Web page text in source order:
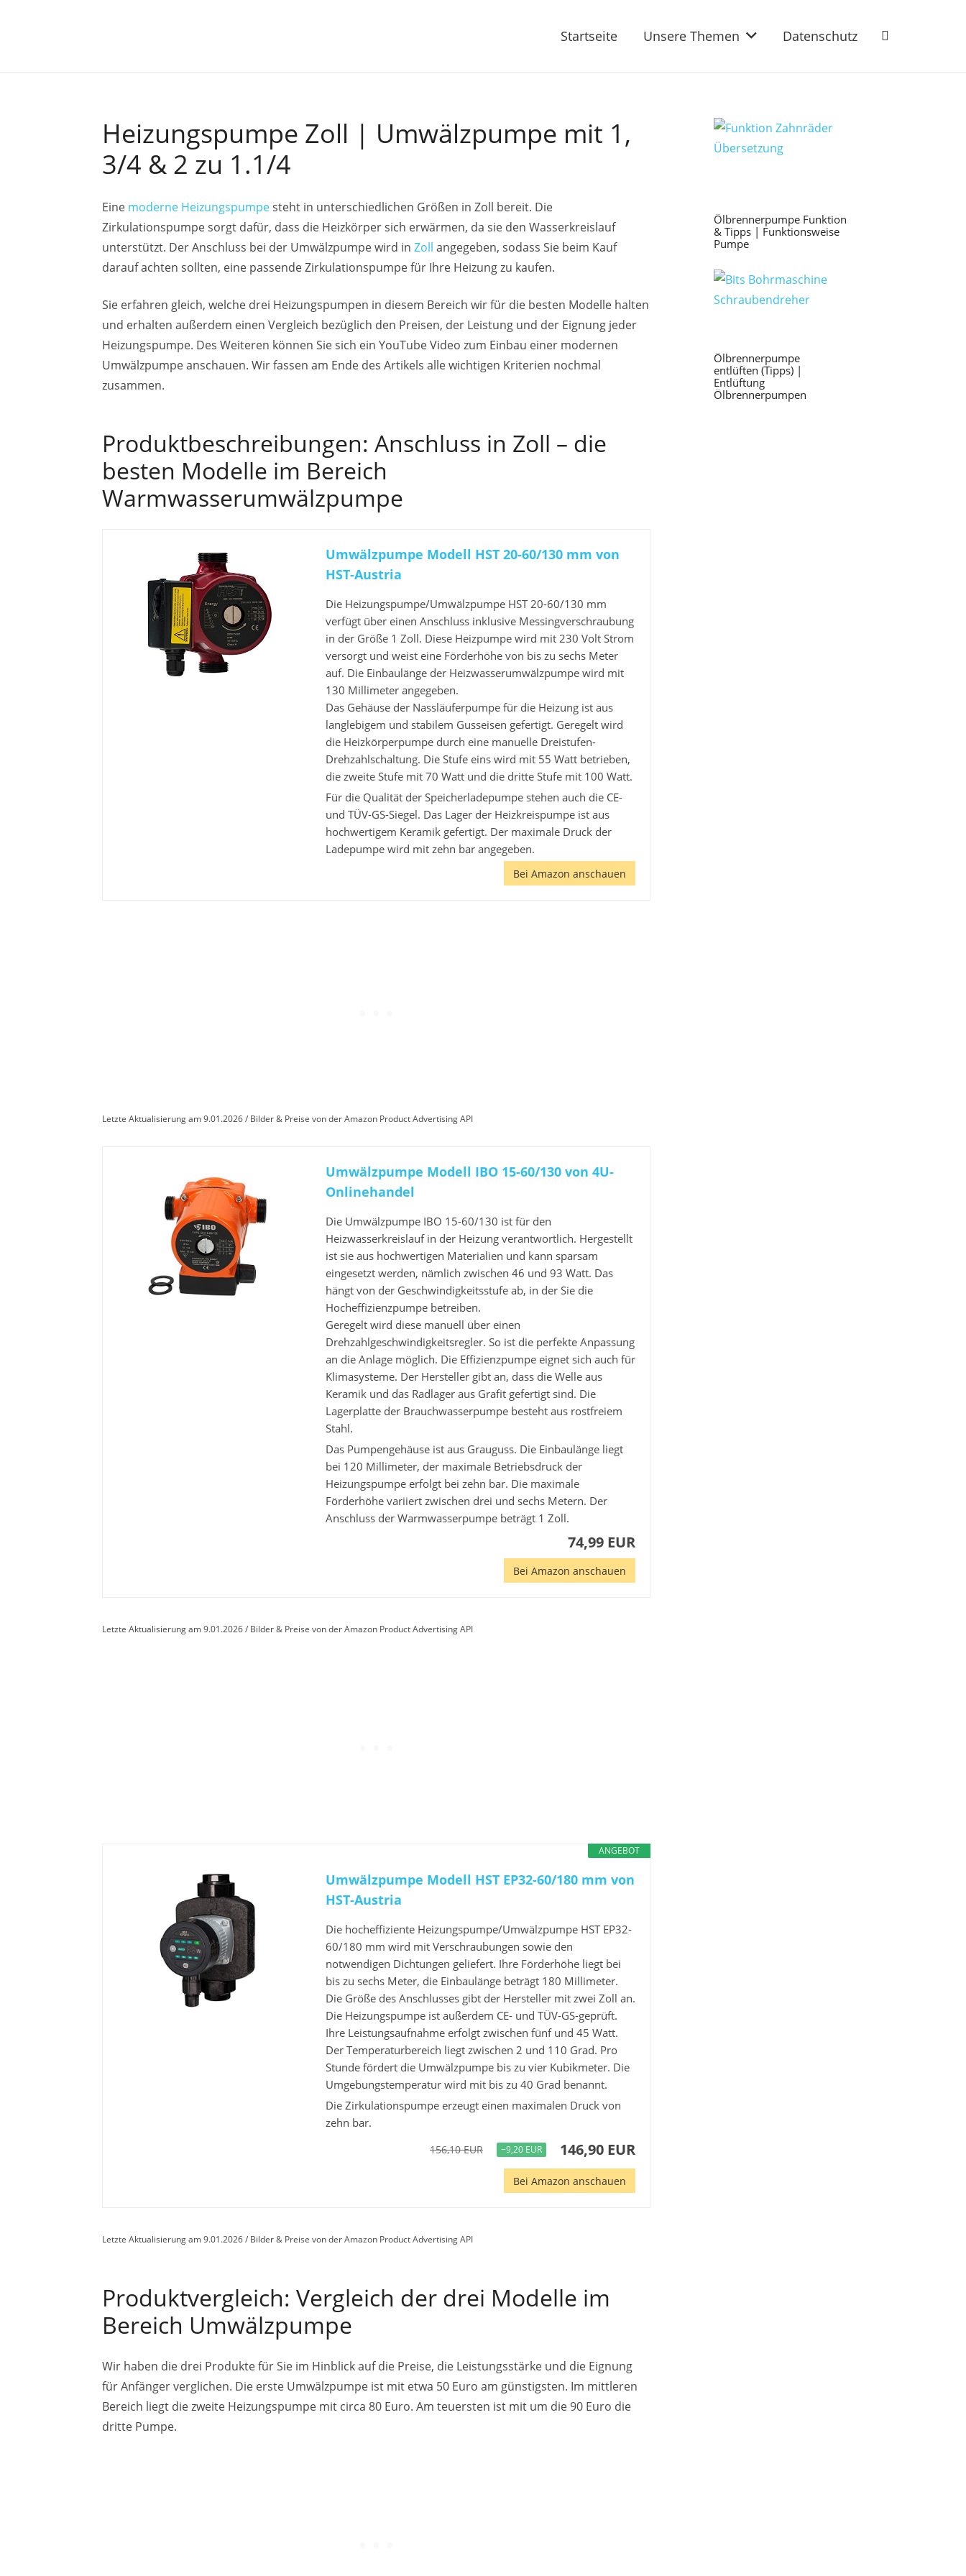
Startseite Unsere Themen Datenschutz
Heizungspumpe Zoll | Umwälzpumpe mit 1,
3/4 & 2 zu 1.1/4
Eine moderne Heizungspumpesteht in unterschiedlichen Größen in Zoll bereit. Die
Zirkulationspumpe sorgt dafür, dass die Heizkörper sich erwärmen, da sie den Wasserkreislauf
unterstützt. Der Anschluss bei der Umwälzpumpe wird in Zoll angegeben, sodass Sie beim Kauf
darauf achten sollten, eine passende Zirkulationspumpe für Ihre Heizung zu kaufen.
Sie erfahren gleich, welche drei Heizungspumpen in diesem Bereich wir für die besten Modelle halten
und erhalten außerdem einen Vergleich bezüglich den Preisen, der Leistung und der Eignung jeder
Heizungspumpe. Des Weiteren können Sie sich ein YouTube Video zum Einbau einer modernen
Umwälzpumpe anschauen. Wir fassen am Ende des Artikels alle wichtigen Kriterien nochmal
zusammen.
Produktbeschreibungen: Anschluss in Zoll – die
besten Modelle im Bereich
Warmwasserumwälzpumpe
Umwälzpumpe Modell HST 20-60/130 mm von
HST-Austria
Die Heizungspumpe/Umwälzpumpe HST 20-60/130 mm
verfügt über einen Anschluss inklusive Messingverschraubung
in der Größe 1 Zoll. Diese Heizpumpe wird mit 230 Volt Strom
versorgt und weist eine Förderhöhe von bis zu sechs Meter
auf. Die Einbaulänge der Heizwasserumwälzpumpe wird mit
130 Millimeter angegeben.
Das Gehäuse der Nassläuferpumpe für die Heizung ist aus
langlebigem und stabilem Gusseisen gefertigt. Geregelt wird
die Heizkörperpumpe durch eine manuelle Dreistufen-
Drehzahlschaltung. Die Stufe eins wird mit 55 Watt betrieben,
die zweite Stufe mit 70 Watt und die dritte Stufe mit 100 Watt.
Für die Qualität der Speicherladepumpe stehen auch die CE-
und TÜV-GS-Siegel. Das Lager der Heizkreispumpe ist aus
hochwertigem Keramik gefertigt. Der maximale Druck der
Ladepumpe wird mit zehn bar angegeben.
Bei Amazon anschauen
Letzte Aktualisierung am 9.01.2026 / Bilder & Preise von der Amazon Product Advertising API
Umwälzpumpe Modell IBO 15-60/130 von 4U-
Onlinehandel
Die Umwälzpumpe IBO 15-60/130 ist für den
Heizwasserkreislauf in der Heizung verantwortlich. Hergestellt
ist sie aus hochwertigen Materialien und kann sparsam
eingesetzt werden, nämlich zwischen 46 und 93 Watt. Das
hängt von der Geschwindigkeitsstufe ab, in der Sie die
Hocheffizienzpumpe betreiben.
Geregelt wird diese manuell über einen
Drehzahlgeschwindigkeitsregler. So ist die perfekte Anpassung
an die Anlage möglich. Die Effizienzpumpe eignet sich auch für
Klimasysteme. Der Hersteller gibt an, dass die Welle aus
Keramik und das Radlager aus Grafit gefertigt sind. Die
Lagerplatte der Brauchwasserpumpe besteht aus rostfreiem
Stahl.
Das Pumpengehäuse ist aus Grauguss. Die Einbaulänge liegt
bei 120 Millimeter, der maximale Betriebsdruck der
Heizungspumpe erfolgt bei zehn bar. Die maximale
Förderhöhe variiert zwischen drei und sechs Metern. Der
Anschluss der Warmwasserpumpe beträgt 1 Zoll.
74,99 EUR
Bei Amazon anschauen
Letzte Aktualisierung am 9.01.2026 / Bilder & Preise von der Amazon Product Advertising API
ANGEBOT
Umwälzpumpe Modell HST EP32-60/180 mm von
HST-Austria
Die hocheffiziente Heizungspumpe/Umwälzpumpe HST EP32-
60/180 mm wird mit Verschraubungen sowie den
notwendigen Dichtungen geliefert. Ihre Förderhöhe liegt bei
bis zu sechs Meter, die Einbaulänge beträgt 180 Millimeter.
Die Größe des Anschlusses gibt der Hersteller mit zwei Zoll an.
Die Heizungspumpe ist außerdem CE- und TÜV-GS-geprüft.
Ihre Leistungsaufnahme erfolgt zwischen fünf und 45 Watt.
Der Temperaturbereich liegt zwischen 2 und 110 Grad. Pro
Stunde fördert die Umwälzpumpe bis zu vier Kubikmeter. Die
Umgebungstemperatur wird mit bis zu 40 Grad benannt.
Die Zirkulationspumpe erzeugt einen maximalen Druck von
zehn bar.
156,10 EUR −9,20 EUR 146,90 EUR
Bei Amazon anschauen
Letzte Aktualisierung am 9.01.2026 / Bilder & Preise von der Amazon Product Advertising API
Produktvergleich: Vergleich der drei Modelle im
Bereich Umwälzpumpe
Wir haben die drei Produkte für Sie im Hinblick auf die Preise, die Leistungsstärke und die Eignung
für Anfänger verglichen. Die erste Umwälzpumpe ist mit etwa 50 Euro am günstigsten. Im mittleren
Bereich liegt die zweite Heizungspumpe mit circa 80 Euro. Am teuersten ist mit um die 90 Euro die
dritte Pumpe.
Ölbrennerpumpe Funktion
& Tipps | Funktionsweise
Pumpe
Ölbrennerpumpe
entlüften (Tipps) |
Entlüftung
Ölbrennerpumpen